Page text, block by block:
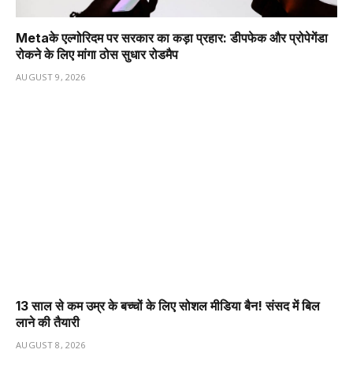
Metaके एल्गोरिदम पर सरकार का कड़ा प्रहार: डीपफेक और प्रोपेगेंडा
रोकने के लिए मांगा ठोस सुधार रोडमैप
AUGUST 9, 2026
13 साल से कम उम्र के बच्चों के लिए सोशल मीडिया बैन! संसद में बिल
लाने की तैयारी
AUGUST 8, 2026